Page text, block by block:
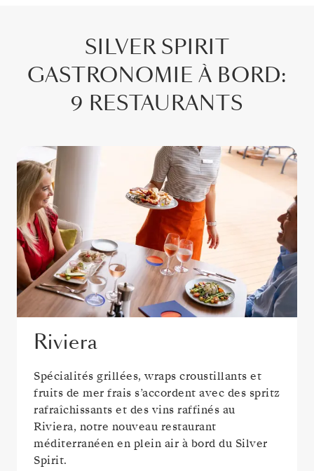
SILVER SPIRIT
GASTRONOMIE À BORD:
9 RESTAURANTS
Riviera
Spécialités grillées, wraps croustillants et
fruits de mer frais s’accordent avec des spritz
rafraîchissants et des vins raffinés au
Riviera, notre nouveau restaurant
méditerranéen en plein air à bord du Silver
Spirit.